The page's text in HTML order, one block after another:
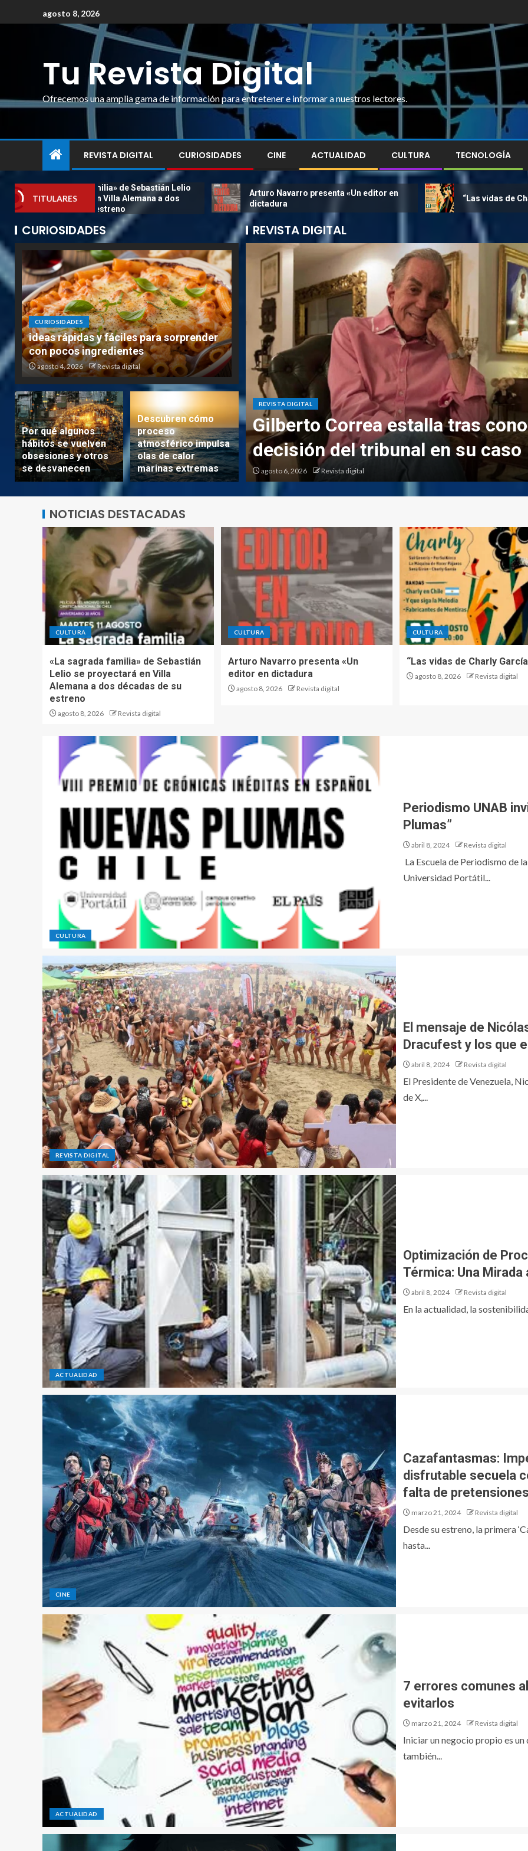
agosto 8, 2026
Tu Revista Digital
Ofrecemos una amplia gama de información para entretener e informar a nuestros lectores.
REVISTA DIGITAL CURIOSIDADES CINE ACTUALIDAD CULTURA TECNOLOGÍA
TITULARES
sagrada familia» de Sebastián Lelio
proyectará en Villa Alemana a dos
de su estreno
Arturo Navarro presenta «Un editor en
dictadura
“Las vidas de Charly
CURIOSIDADES
CURIOSIDADES
ideas rápidas y fáciles para sorprender
con pocos ingredientes
agosto 4, 2026 Revista digital
Por qué algunos
hábitos se vuelven
obsesiones y otros
se desvanecen
Descubren cómo
proceso
atmosférico impulsa
olas de calor
marinas extremas
REVISTA DIGITAL
y detalles de su nuevo
digital
REVISTA DIGITAL
Gilberto Correa estalla tras
decisión del tribunal en su caso
agosto 6, 2026 Revista digital
NOTICIAS DESTACADAS
CULTURA
«La sagrada familia» de Sebastián
Lelio se proyectará en Villa
Alemana a dos décadas de su
estreno
agosto 8, 2026 Revista digital
CULTURA
Arturo Navarro presenta «Un
editor en dictadura
agosto 8, 2026 Revista digital
CULTURA
“Las vidas de Charly
agosto 8, 2026 Revista digital
CULTURA
Periodismo UNAB
Plumas”
abril 8, 2024 Revista digital
La Escuela de Periodismo de
Universidad Portátil...
REVISTA DIGITAL
El mensaje de
Dracufest y los que
abril 8, 2024 Revista digital
El Presidente de Venezuela,
de X,...
ACTUALIDAD
Optimización de
Térmica: Una
abril 8, 2024 Revista digital
En la actualidad, la
CINE
Cazafantasmas:
disfrutable secuela
falta de
marzo 21, 2024 Revista digital
Desde su estreno, la primera
hasta...
ACTUALIDAD
7 errores comunes
evitarlos
marzo 21, 2024 Revista digital
Iniciar un negocio propio es
también...